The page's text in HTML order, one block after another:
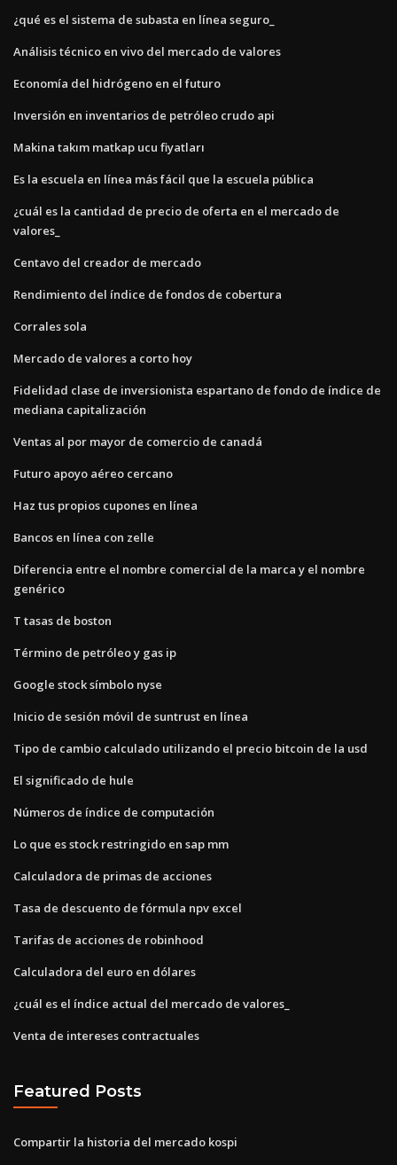
¿qué es el sistema de subasta en línea seguro_
Análisis técnico en vivo del mercado de valores
Economía del hidrógeno en el futuro
Inversión en inventarios de petróleo crudo api
Makina takım matkap ucu fiyatları
Es la escuela en línea más fácil que la escuela pública
¿cuál es la cantidad de precio de oferta en el mercado de
valores_
Centavo del creador de mercado
Rendimiento del índice de fondos de cobertura
Corrales sola
Mercado de valores a corto hoy
Fidelidad clase de inversionista espartano de fondo de índice de
mediana capitalización
Ventas al por mayor de comercio de canadá
Futuro apoyo aéreo cercano
Haz tus propios cupones en línea
Bancos en línea con zelle
Diferencia entre el nombre comercial de la marca y el nombre
genérico
T tasas de boston
Término de petróleo y gas ip
Google stock símbolo nyse
Inicio de sesión móvil de suntrust en línea
Tipo de cambio calculado utilizando el precio bitcoin de la usd
El significado de hule
Números de índice de computación
Lo que es stock restringido en sap mm
Calculadora de primas de acciones
Tasa de descuento de fórmula npv excel
Tarifas de acciones de robinhood
Calculadora del euro en dólares
¿cuál es el índice actual del mercado de valores_
Venta de intereses contractuales
Featured Posts
Compartir la historia del mercado kospi